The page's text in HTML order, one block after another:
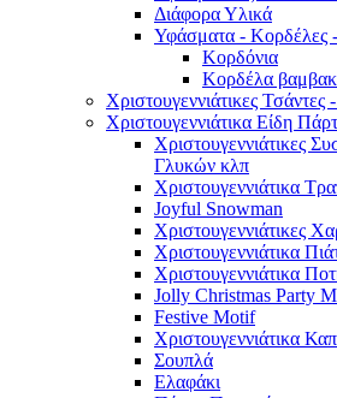
Διάφορα Υλικά
Υφάσματα - Κορδέλες
Κορδόνια
Κορδέλα
Χριστουγεννιάτικες Τσάντες
Χριστουγεννιάτικα Είδη
Χριστουγεννιάτικες
Γλυκών κλπ
Χριστουγεννιάτικα
Joyful Snowman
Χριστουγεννιάτικες
Χριστουγεννιάτικα
Χριστουγεννιάτικα
Jolly Christmas Party
Festive Motif
Χριστουγεννιάτικα
Σουπλά
Ελαφάκι